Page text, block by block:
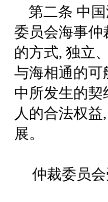
第二条 中国
委员会海事仲
的方式, 独立
与海相通的可
中所发生的契
人的合法权
展。
仲裁委员会